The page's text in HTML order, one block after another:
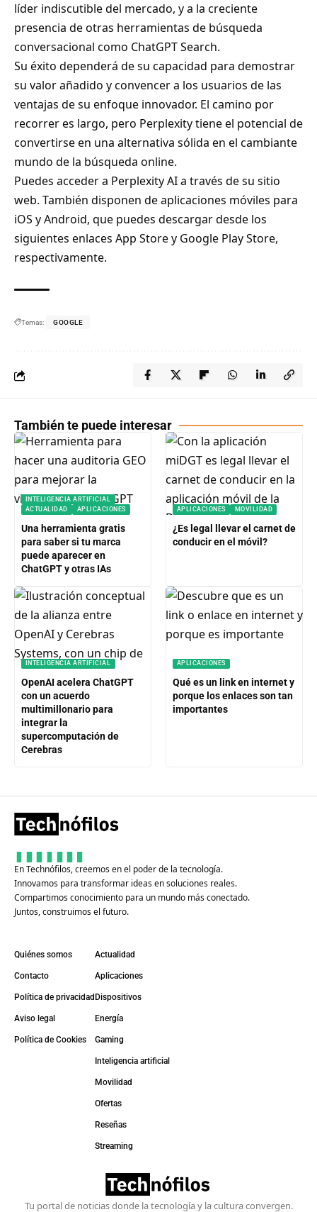
líder indiscutible del mercado, y a la creciente
presencia de otras herramientas de búsqueda
conversacional como ChatGPT Search.
Su éxito dependerá de su capacidad para demostrar
su valor añadido y convencer a los usuarios de las
ventajas de su enfoque innovador. El camino por
recorrer es largo, pero Perplexity tiene el potencial de
convertirse en una alternativa sólida en el cambiante
mundo de la búsqueda online.
Puedes acceder a Perplexity AIa través de su sitio
web. También disponen de aplicaciones móviles para
iOS y Android, que puedes descargar desde los
siguientes enlaces App Storey Google Play Store,
respectivamente.
Temas: GOOGLE
También te puede interesar
INTELIGENCIA ARTIFICIAL
ACTUALIDAD
APLICACIONES
Una herramienta gratis
para saber si tu marca
puede aparecer en
ChatGPT y otras IAs
APLICACIONES MOVILIDAD
¿Es legal llevar el carnet de
conducir en el móvil?
INTELIGENCIA ARTIFICIAL
OpenAI acelera ChatGPT
con un acuerdo
multimillonario para
integrar la
supercomputación de
Cerebras
APLICACIONES
Qué es un link en internet y
porque los enlaces son tan
importantes
En Technófilos, creemos en el poder de la tecnología.
Innovamos para transformar ideas en soluciones reales.
Compartimos conocimiento para un mundo más conectado.
Juntos, construimos el futuro.
Quiénes somos
Contacto
Política de privacidad
Aviso legal
Política de Cookies
Actualidad
Aplicaciones
Dispositivos
Energía
Gaming
Inteligencia artificial
Movilidad
Ofertas
Reseñas
Streaming
Tu portal de noticias donde la tecnología y la cultura convergen.